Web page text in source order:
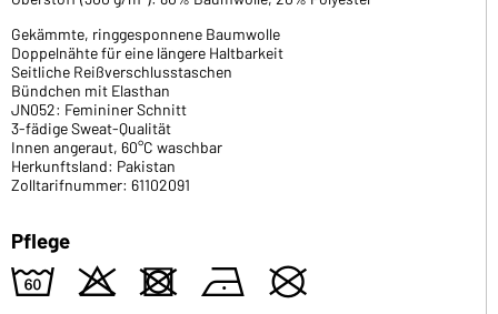
Gekämmte, ringgesponnene Baumwolle
Doppelnähte für eine längere Haltbarkeit
Seitliche Reißverschlusstaschen
Bündchen mit Elasthan
JN052: Femininer Schnitt
3-fädige Sweat-Qualität
Innen angeraut, 60°C waschbar
Herkunftsland: Pakistan
Zolltarifnummer: 61102091
Pflege
4 o d n U